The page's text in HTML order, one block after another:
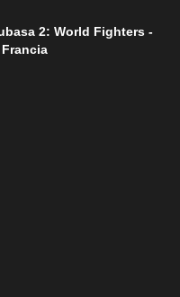
2: World Fighters -